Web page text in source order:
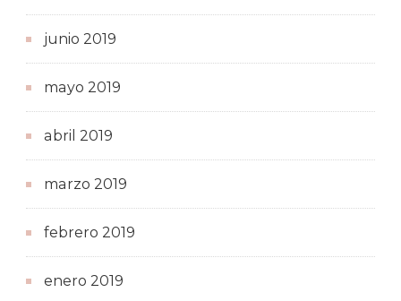
junio 2019
mayo 2019
abril 2019
marzo 2019
febrero 2019
enero 2019